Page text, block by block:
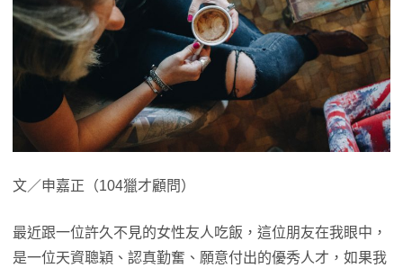
文／申嘉正（104獵才顧問）
最近跟一位許久不見的女性友人吃飯，這位朋友在我眼中，
是一位天資聰穎、認真勤奮、願意付出的優秀人才，如果我